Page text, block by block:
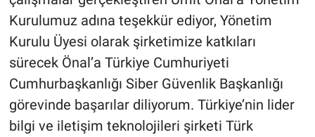
Kurulumuz adına teşekkür ediyor, Yönetim
Kurulu Üyesi olarak şirketimize katkıları
sürecek Önal’a Türkiye Cumhuriyeti
Cumhurbaşkanlığı Siber Güvenlik Başkanlığı
görevinde başarılar diliyorum. Türkiye’nin lider
bilgi ve iletişim teknolojileri şirketi Türk